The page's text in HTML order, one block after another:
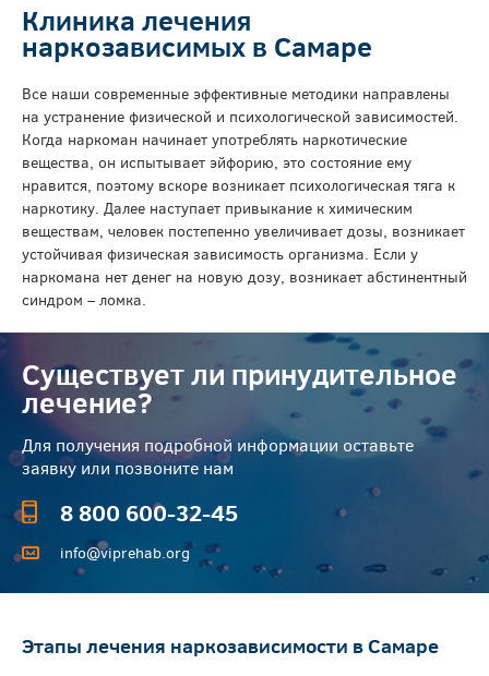
Клиника лечения
наркозависимых в Самаре
Все наши современные эффективные методики направлены
на устранение физической и психологической зависимостей.
Когда наркоман начинает употреблять наркотические
вещества, он испытывает эйфорию, это состояние ему
нравится, поэтому вскоре возникает психологическая тяга к
наркотику. Далее наступает привыкание к химическим
веществам, человек постепенно увеличивает дозы, возникает
устойчивая физическая зависимость организма. Если у
наркомана нет денег на новую дозу, возникает абстинентный
синдром – ломка.
Существует ли принудительное
лечение?
Для получения подробной информации оставьте
заявку или позвоните нам
8 800 600-32-45
info@viprehab.org
Этапы лечения наркозависимости в Самаре